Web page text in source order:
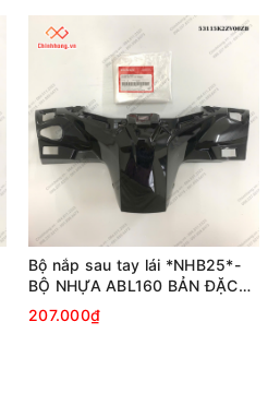
Bộ nắp sau tay lái *NHB25*-
BỘ NHỰA ABL160 BẢN ĐẶC
BIỆT-XANH XÁM ĐEN-2022
207.000₫